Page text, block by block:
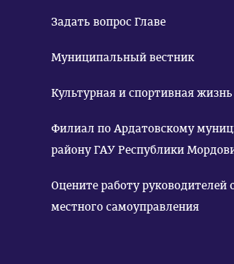
Задать вопрос Главе
Муниципальный вестник
Культурная и спортивная
Филиал по Ардатовскому
району ГАУ Республики
Оцените работу руководителей
местного самоуправления